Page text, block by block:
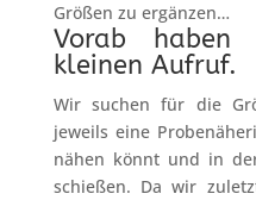
Größen zu ergänzen…
Vorab
kleinen Aufruf.
Wir suchen für die
jeweils eine
nähen könnt und in
schießen. Da wir